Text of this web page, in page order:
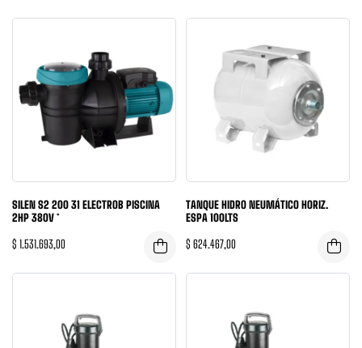
SILEN S2 200 31 ELECTROB PISCINA
2HP 380V *
$ 1.531.693,00
TANQUE HIDRO NEUMÁTICO HORIZ.
ESPA 100LTS
$ 624.467,00